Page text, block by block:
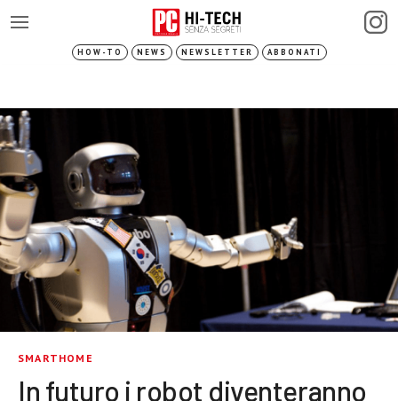
HOW-TO NEWS NEWSLETTER ABBONATI
SMARTHOME
In futuro i robot diventeranno